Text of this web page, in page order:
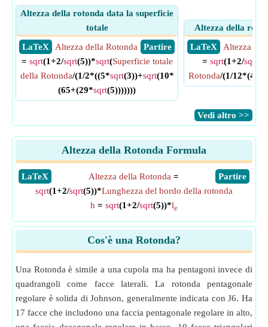
Altezza della rotonda data la superficie
totale
​ LaTeX
​ Partire
Altezza della Rotonda
= sqrt(1+2/sqrt(5))*sqrt(Superficie totale
della Rotonda/(1/2*((5*sqrt(3))+sqrt(10*
(65+(29*sqrt(5)))))))
Altezza della
​ LaTeX
Altezza
= sqrt(1+2/sqrt
Rotonda/(1/
​Vedi altro >>
Altezza della Rotonda Formula
​LaTeX ​Partire
Altezza della Rotonda =
sqrt(1+2/sqrt(5))*Lunghezza del bordo della rotonda
h = sqrt(1+2/sqrt(5))*le
Cos'è una Rotonda?
Una Rotonda è simile a una cupola ma ha pentagoni invece di
quadrangoli come facce laterali. La rotonda pentagonale
regolare è solida di Johnson, generalmente indicata con J6. Ha
17 facce che includono una faccia pentagonale regolare in alto,